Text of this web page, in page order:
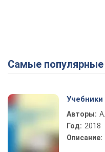
Самые популярные
Учебники
Авторы:
Год: 2018
Описание: